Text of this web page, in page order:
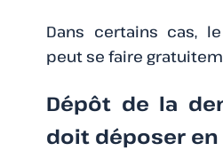
Dans certains cas,
peut se faire
Dépôt de la
doit déposer